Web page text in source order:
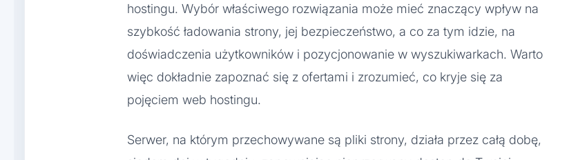
hostingu. Wybór właściwego rozwiązania może mieć znaczący wpływ na
szybkość ładowania strony, jej bezpieczeństwo, a co za tym idzie, na
doświadczenia użytkowników i pozycjonowanie w wyszukiwarkach. Warto
więc dokładnie zapoznać się z ofertami i zrozumieć, co kryje się za
pojęciem web hostingu.
Serwer, na którym przechowywane są pliki strony, działa przez całą dobę,